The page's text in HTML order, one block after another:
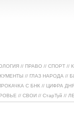
// ПРАВО // СПОРТ //
// ГЛАЗ НАРОДА //
С БНК // ЦИФРА
// СВОИ // СтарТуй //